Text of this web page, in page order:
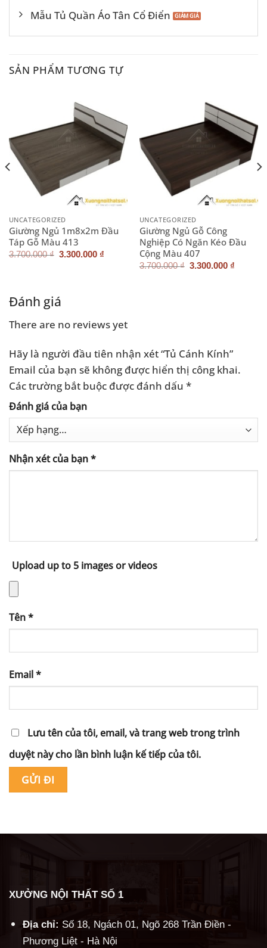
Mẫu Tủ Quần Áo Tân Cổ Điển
SẢN PHẨM TƯƠNG TỰ
UNCATEGORIZED
Giường Ngủ 1m8x2m Đầu
Táp Gỗ Màu 413
3.700.000₫ Giá
3.300.000 ₫
UNCATEGORIZED
Giường Ngủ Gỗ Công
Nghiệp Có Ngăn Kéo Đầu
Cộng Màu 407
3.700.000₫ Giá
3.300.000 ₫
Đánh giá
There are no reviews yet
Hãy là người đầu tiên nhận xét “Tủ Cánh Kính”
Email của bạn sẽ không được hiển thị công khai.
Các trường bắt buộc được đánh dấu *
Đánh giá của bạn
Nhận xét của bạn*
Upload up to 5 images or videos
Tên*
Email*
Lưu tên của tôi, email, và trang web trong trình
duyệt này cho lần bình luận kế tiếp của tôi.
XƯỞNG NỘI THẤT SỐ 1
Địa chỉ: Số 18, Ngách 01, Ngõ 268 Trần Điền -
Phương Liệt - Hà Nội